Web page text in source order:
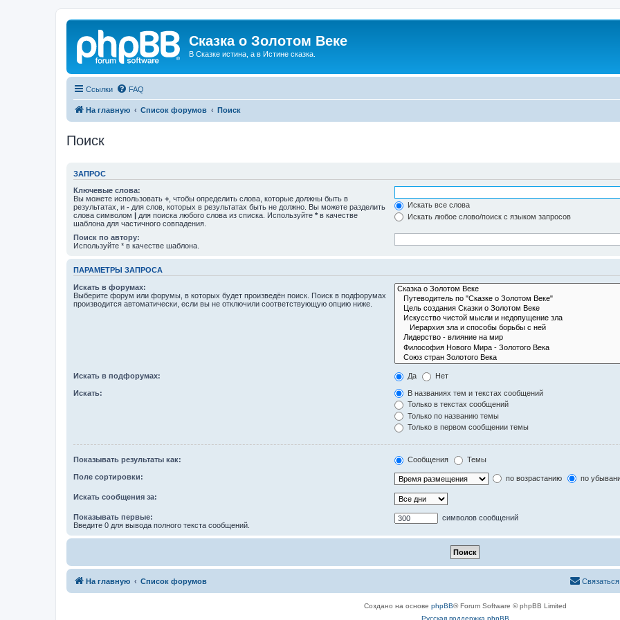
Сказка о Золотом Веке
В Сказке истина, а в Истине сказка.
Ссылки FAQ
На главную Список форумов Поиск
Поиск
ЗАПРОС
Ключевые слова:
Вы можете использовать + , чтобы определить слова, которые должны быть в
результатах, и - для слов, которых в результатах быть не должно. Вы можете разделить
слова символом | для поиска любого слова из списка. Используйте * в качестве
шаблона для частичного совпадения.
Искать все слова
Искать любое слово/поиск с языком запросов
Поиск по автору:
Используйте * в качестве шаблона.
ПАРАМЕТРЫ ЗАПРОСА
Искать в форумах:
Выберите форум или форумы, в которых будет произведён поиск. Поиск в подфорумах
производится автоматически, если вы не отключили соответствующую опцию ниже.
Искать в подфорумах: Да Нет
Искать:
В названиях тем и текстах сообщений
Только в текстах сообщений
Только по названию темы
Только в первом сообщении темы
Показывать результаты как: Сообщения Темы
Поле сортировки: по возрастанию по
Искать сообщения за:
Показывать первые:
Введите 0 для вывода полного текста сообщений.
символов сообщений
На главную Список форумов
Создано на основе phpBB® Forum Software © phpBB Limited
Русская поддержка phpBB